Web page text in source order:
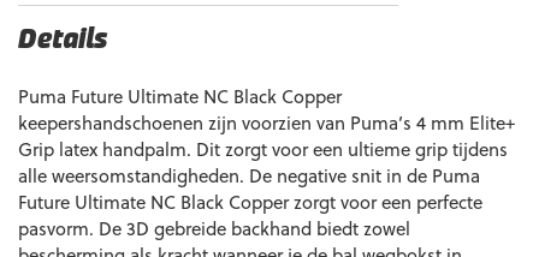
Details
Puma Future Ultimate NC Black Copper
keepershandschoenen zijn voorzien van Puma’s 4 mm Elite+
Grip latex handpalm. Dit zorgt voor een ultieme grip tijdens
alle weersomstandigheden. De negative snit in de Puma
Future Ultimate NC Black Copper zorgt voor een perfecte
pasvorm. De 3D gebreide backhand biedt zowel